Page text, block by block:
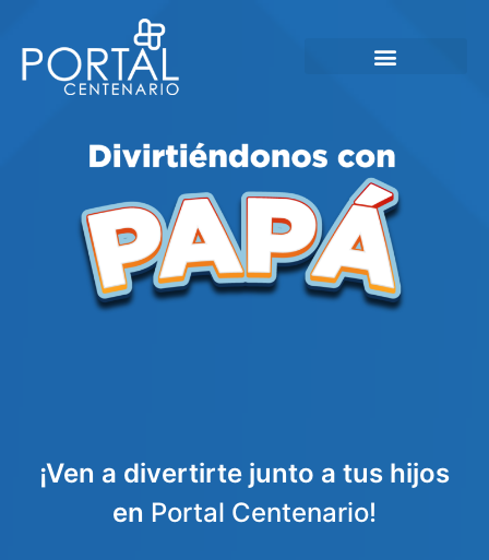
¡Ven a divertirte junto a tus hijos
en Portal Centenario!